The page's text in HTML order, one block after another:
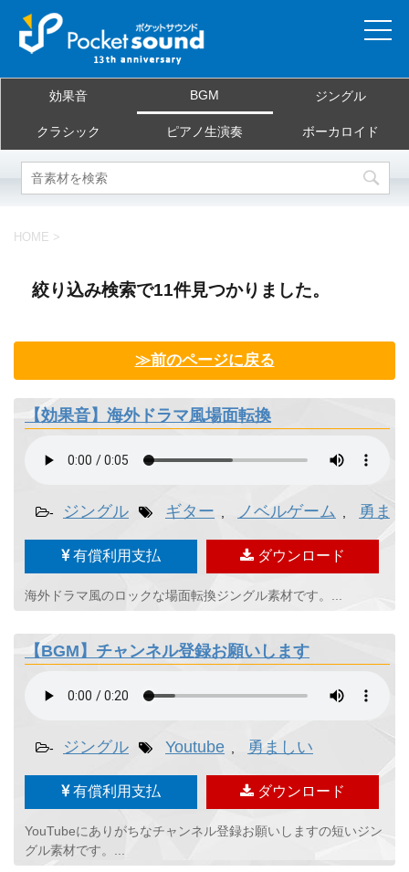
当サイトについて
ご利用規約
効果音 BGM ジングル
クラシック ピアノ生演奏 ボーカロイド
HOME >
絞り込み検索で11件見つかりました。
≫前のページに戻る
【効果音】海外ドラマ風場面転換
- ジングル ギター ノベルゲーム 勇ま
有償利用支払 ダウンロード
海外ドラマ風のロックな場面転換ジングル素材です。...
【BGM】チャンネル登録お願いします
- ジングル Youtube 勇ましい
有償利用支払 ダウンロード
YouTubeにありがちなチャンネル登録お願いしますの短いジン
グル素材です。...